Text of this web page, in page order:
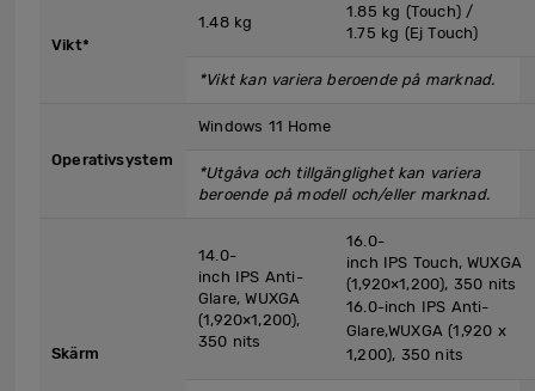
Vikt*
1.48 kg
1.85 kg (Touch) /
1.75 kg (Ej Touch)
*Vikt kan variera beroende på marknad.
Operativsystem
Windows 11 Home
*Utgåva och tillgänglighet kan variera
beroende på modell och/eller marknad.
Skärm
14.0-
inch IPS Anti-
Glare, WUXGA
(1,920×1,200),
350 nits
16.0-
inch IPS Touch, WUXGA
(1,920×1,200), 350 nits
16.0-inch IPS Anti-
Glare,WUXGA (1,920 x
1,200), 350 nits